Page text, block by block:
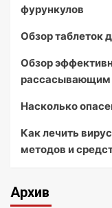
фурункулов
Обзор таблеток
Обзор
Насколько
Как лечить
методов и
Архив